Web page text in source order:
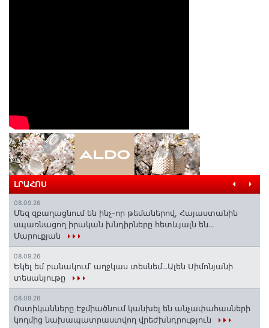
ԼՐԱՀՈՍ
08.09.26
Մեզ զբաղացնում են ինչ-որ թեմաներով, Հայաստանին
սպառնացող իրական խնդիրները հետևյալն են․․․
Մարուքյան
08.09.26
Եկել եմ բանակում՝ աղջկաս տեսնեմ․․․Ալեն Սիմոնյանի
տեսանյութը
08.09.26
Ոստիկանները Էջմիածնում կանխել են անչափահասների
կողմից նախապատրաստվող վրեժխնդրություն